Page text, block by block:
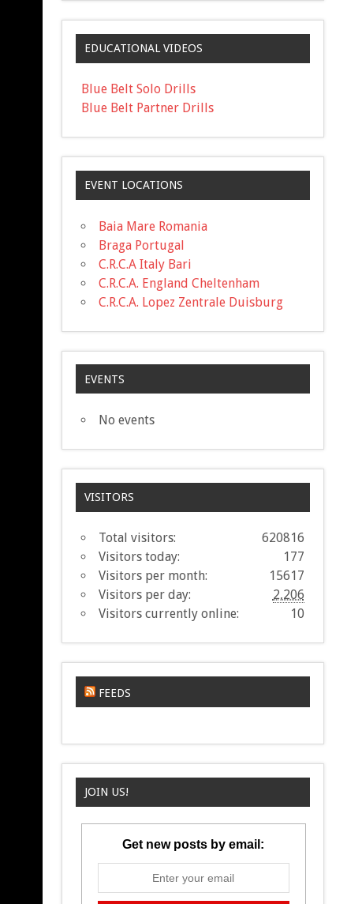
EDUCATIONAL VIDEOS
Blue Belt Solo Drills
Blue Belt Partner Drills
EVENT LOCATIONS
Baia Mare Romania
Braga Portugal
C.R.C.A Italy Bari
C.R.C.A. England Cheltenham
C.R.C.A. Lopez Zentrale Duisburg
EVENTS
No events
VISITORS
620816
Total visitors:
177
Visitors today:
15617
Visitors per month:
2,206
Visitors per day:
10
Visitors currently online:
FEEDS
JOIN US!
Get new posts by email: